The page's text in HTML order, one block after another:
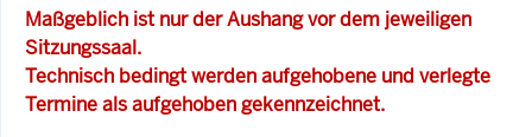
Maßgeblich ist nur der Aushang vor dem jeweiligen
Sitzungssaal.
Technisch bedingt werden aufgehobene und verlegte
Termine als aufgehoben gekennzeichnet.